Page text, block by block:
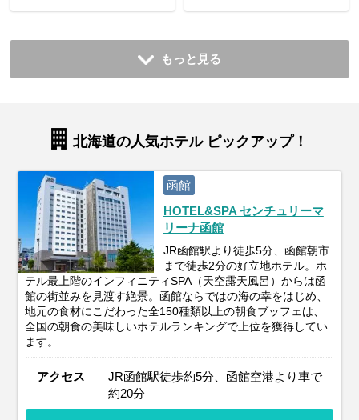
もっと見る
北海道の人気ホテル ピックアップ！
函館
HOTEL&SPA センチュリーマ
リーナ函館
JR函館駅より徒歩5分、函館朝市
まで徒歩2分の好立地ホテル。ホ
テル最上階のインフィニティSPA（天空露天風呂）からは函
館の街並みを見渡す絶景。函館ならではの海の幸をはじめ、
地元の食材にこだわった全150種類以上の朝食ブッフェは、
全国の朝食の美味しいホテルランキングで上位を獲得してい
ます。
アクセス
JR函館駅徒歩約5分、函館空港より車で
約20分